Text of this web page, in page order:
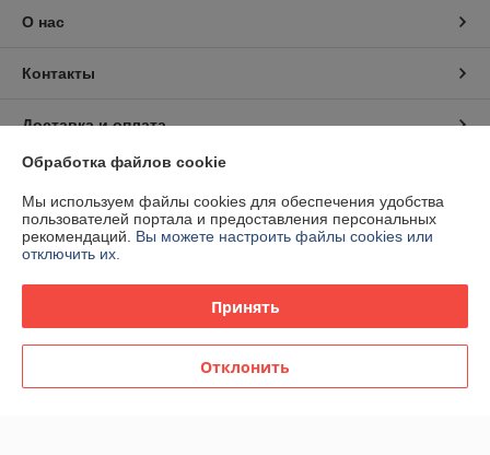
О нас
Контакты
Доставка и оплата
График работы
Полная версия сайта
Сайт создан на платформе Deal.by
Обработка файлов cookie
Мы используем файлы cookies для обеспечения удобства
пользователей портала и предоставления персональных
рекомендаций. Вы можете настроить файлы cookies или
отключить их.
Принять
Отклонить